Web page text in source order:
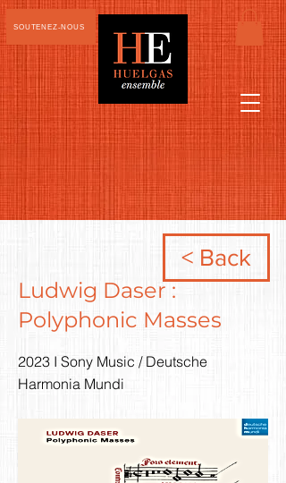
SOUTENEZ-NOUS
< Back
Ludwig Daser :
Polyphonic Masses
2023 I Sony Music / Deutsche
Harmonia Mundi